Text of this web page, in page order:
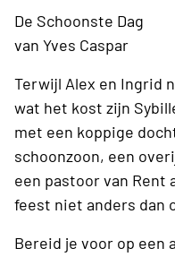
De Schoonste Dag
van Yves Caspar
Terwijl Alex en Ingrid
wat het kost zijn
met een koppige
schoonzoon, een
een pastoor van Rent
feest niet anders dan
Bereid je voor op een